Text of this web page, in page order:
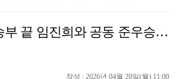
제니 "남자에 먼저 메시지 안 보내, 동거? 여기까지만…
부 끝 임진희와 공동 준우승…
작성 : 2026년 04월 20일(월) 11:00